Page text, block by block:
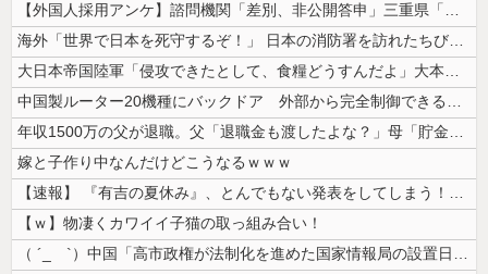
【外国人採用アンケ】諮問機関「差別、非公開答申」三重県「差別に当たらず...
海外「世界で日本を死守するぞ！」 日本の消防署を訪れたちびっ子集団が世...
大日本帝国陸軍「侵攻できたとして、食糧どうすんだよ」大本営「現地調達」...
中国製ルーター20機種にバックドア 外部から完全制御できる機能が仕込ま...
年収1500万の父が退職。父「退職金も渡したよな？」母「貯金なんてない...
嫁と子作り中なんだけどこうなるｗｗｗ
【速報】 『有吉の夏休み』、とんでもない発表をしてしまう！！！！！
【ｗ】物凄くカワイイ子猫の取っ組み合い！
（ ´_ゝ`）中国「高市政権が法制化を進めた国家情報局の設置日が7月3...